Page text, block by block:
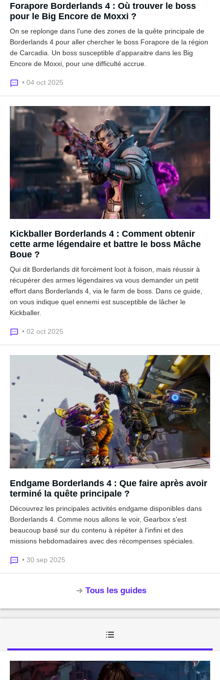
Forapore Borderlands 4 : Où trouver le boss
pour le Big Encore de Moxxi ?
On se replonge dans l'une des zones de la quête principale de
Borderlands 4 pour aller chercher le boss Forapore de la région
de Carcadia. Un boss susceptible d'apparaitre dans les Big
Encore de Moxxi, pour une difficulté accrue.
• 04 oct 2025
Kickballer Borderlands 4 : Comment obtenir
cette arme légendaire et battre le boss Mâche
Boue ?
Qui dit Borderlands dit forcément loot à foison, mais réussir à
récupérer des armes légendaires va vous demander un petit
effort dans Borderlands 4, via le farm de boss. Dans ce guide,
on vous indique quel ennemi est susceptible de lâcher le
Kickballer.
• 02 oct 2025
Endgame Borderlands 4 : Que faire après avoir
terminé la quête principale ?
Découvrez les principales activités endgame disponibles dans
Borderlands 4. Comme nous allons le voir, Gearbox s'est
beaucoup basé sur du contenu à répéter à l'infini et des
missions hebdomadaires avec des récompenses spéciales.
• 30 sep 2025
Tous les guides